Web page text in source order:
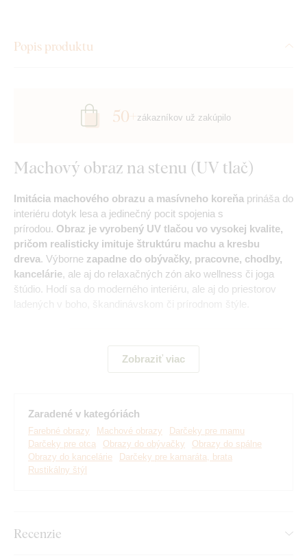
Popis produktu
Machový obraz na stenu (UV tlač)
Imitácia machového obrazu a masívneho koreňa prináša do
interiéru dotyk lesa a jedinečný pocit spojenia s
prírodou. Obraz je vyrobený UV tlačou vo vysokej kvalite,
pričom realisticky imituje štruktúru machu a kresbu
dreva. Výborne zapadne do obývačky, pracovne, chodby,
kancelárie, ale aj do relaxačných zón ako wellness či joga
štúdio. Hodí sa do moderného interiéru, ale aj do priestorov
ladených v boho, škandinávskom či prírodnom štýle.
Zobraziť viac
50+ zákazníkov už zakúpilo
Zaradené v kategóriách
Farebné obrazy Machové obrazy
Darčeky pre mamu
Darčeky pre otca
Obrazy do obývačky
Obrazy do spálne
Obrazy do kancelárie
Darčeky pre kamaráta, brata
Rustikálny štýl
Recenzie